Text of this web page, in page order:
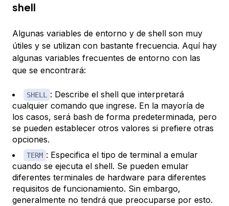
shell
Algunas variables de entorno y de shell son muy
útiles y se utilizan con bastante frecuencia. Aquí hay
algunas variables frecuentes de entorno con las
que se encontrará:
SHELL : Describe el shell que interpretará
cualquier comando que ingrese. En la mayoría de
los casos, será bash de forma predeterminada, pero
se pueden establecer otros valores si prefiere otras
opciones.
TERM : Especifica el tipo de terminal a emular
cuando se ejecuta el shell. Se pueden emular
diferentes terminales de hardware para diferentes
requisitos de funcionamiento. Sin embargo,
generalmente no tendrá que preocuparse por esto.